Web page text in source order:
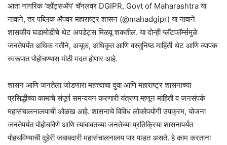
​आता नागरिक ‘व्हॉट्सॲप’ चॅनलवर DGIPR, Govt of Maharashtra या
नावाने, तर पब्लिक ॲपवर महाराष्ट्र शासन (@mahadgipr) या नावाने
शासकीय घडामोडींचे थेट अपडेट्स मिळवू शकतील. या दोन्ही प्लॅटफॉर्म्समुळे
जनतेपर्यंत अधिक गतीने, अचूक, अधिकृत आणि वस्तुनिष्ठ माहिती थेट आणि व्यापक
स्वरूपात पोहोचण्यास मोठी मदत होणार आहे.
शासन आणि जनतेला जोडणारा महत्त्वाचा दुवा आणि ​महाराष्ट्र शासनाच्या
प्रसिद्धीच्या कामाचे संपूर्ण समन्वयन करणारी यंत्रणा म्हणून माहिती व जनसंपर्क
महासंचालनालयाची ओळख आहे. शासनाचे विविध लोकोपयोगी उपक्रम, योजना
जनतेपर्यंत पोहोचविणे आणि त्याबाबतच्या जनतेच्या प्रतिक्रिया शासनापर्यंत
पोहचविण्याची दुहेरी जबाबदारी महासंचालनालय पार पाडत असते. हे काम करताना